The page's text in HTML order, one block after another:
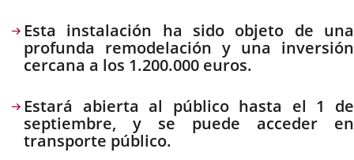
Descripción
Esta instalación ha sido objeto de una
profunda remodelación y una inversión
cercana a los 1.200.000 euros.
Estará abierta al público hasta el 1 de
septiembre, y se puede acceder en
transporte público.